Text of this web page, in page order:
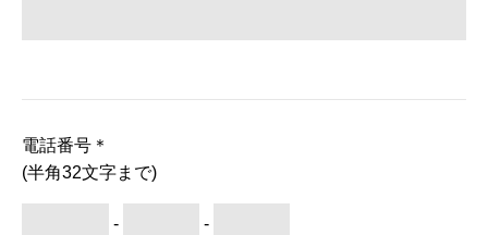
電話番号 ＊
(半角32文字まで)
- -